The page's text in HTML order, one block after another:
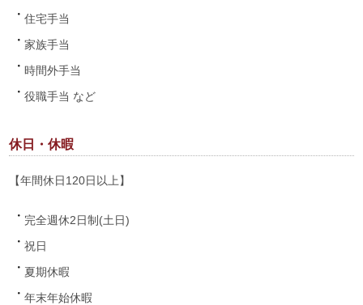
住宅手当
家族手当
時間外手当
役職手当 など
休日・休暇
【年間休日120日以上】
完全週休2日制(土日)
祝日
夏期休暇
年末年始休暇